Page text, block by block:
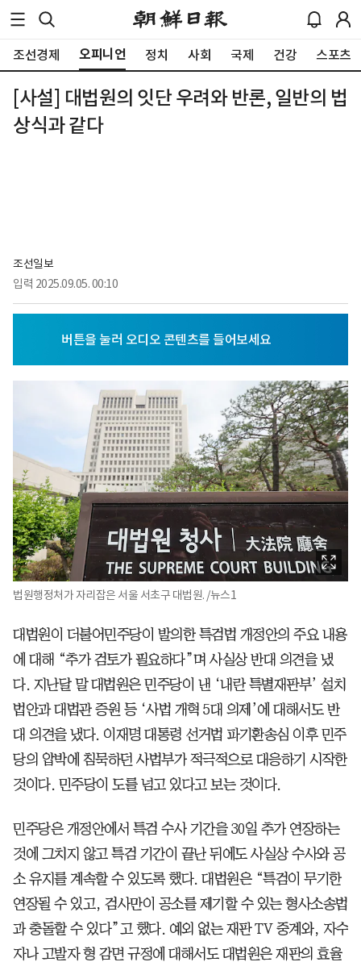
조선경제 오피니언 정치 사회 국제 건강 스포츠
[사설] 대법원의 잇단 우려와 반론, 일반의 법
상식과 같다
조선일보
입력 2025.09.05. 00:10
법원행정처가 자리잡은 서울 서초구 대법원. /뉴스1
대법원이 더불어민주당이 발의한 특검법 개정안의 주요 내용
에 대해 “추가 검토가 필요하다”며 사실상 반대 의견을 냈
다. 지난달 말 대법원은 민주당이 낸 ‘내란 특별재판부’ 설치
법안과 대법관 증원 등 ‘사법 개혁 5대 의제’에 대해서도 반
대 의견을 냈다. 이재명 대통령 선거법 파기환송심 이후 민주
당의 압박에 침묵하던 사법부가 적극적으로 대응하기 시작한
것이다. 민주당이 도를 넘고 있다고 보는 것이다.
민주당은 개정안에서 특검 수사 기간을 30일 추가 연장하는
것에 그치지 않고 특검 기간이 끝난 뒤에도 사실상 수사와 공
소 유지를 계속할 수 있도록 했다. 대법원은 “특검이 무기한
연장될 수 있고, 검사만이 공소를 제기할 수 있는 형사소송법
과 충돌할 수 있다”고 했다. 예외 없는 재판 TV 중계와, 자수
자나 고발자 형 감면 규정에 대해서도 대법원은 재판의 효율